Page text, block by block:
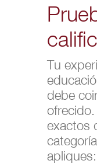
Tu
debe
exactos
apliques: